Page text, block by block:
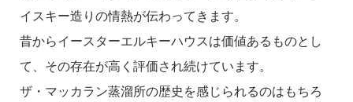
イスキー造りの情熱が伝わってきます。
昔からイースターエルキーハウスは価値あるものとし
て、その存在が高く評価され続けています。
ザ・マッカラン蒸溜所の歴史を感じられるのはもちろ